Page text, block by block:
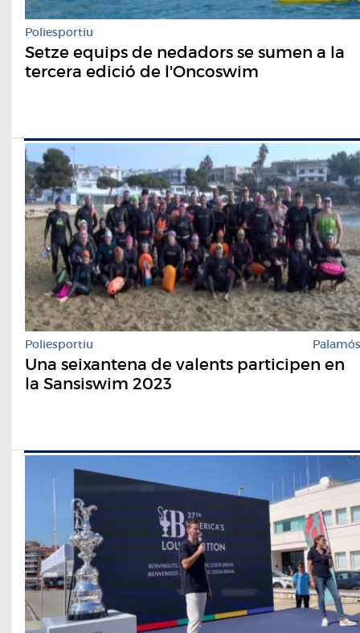
Poliesportiu
Setze equips de nedadors se sumen a la
tercera edició de l'Oncoswim
Poliesportiu Palamós
Una seixantena de valents participen en
la Sansiswim 2023